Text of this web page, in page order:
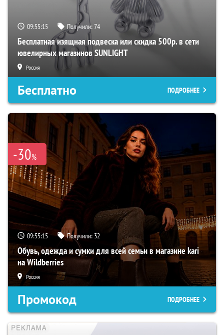
09:55:14 Получили:74
Бесплатная изящная подвеска или скидка 500р. в сети
ювелирных магазинов SUNLIGHT
Россия
Бесплатно ПОДРОБНЕЕ
-30%
09:55:14 Получили: 32
Обувь, одежда и сумки для всей семьи в магазине kari
на Wildberries
Россия
Промокод ПОДРОБНЕЕ